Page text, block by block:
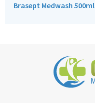
Brasept Medwash 500ml